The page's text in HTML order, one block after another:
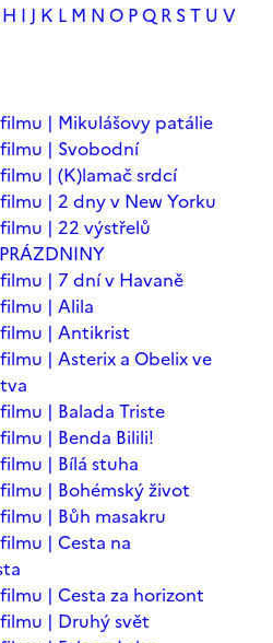
H I J K L M N O PQ R ST U V
| Mikulášovy patálie
| Svobodní
| (K)lamač srdcí
| 2 dny v New Yorku
| 22 výstřelů
| 7 dní v Havaně
| Alila
| Antikrist
| Asterix a Obelix ve
| Balada Triste
| Benda Bilili!
| Bílá stuha
| Bohémský život
| Bůh masakru
| Cesta na
| Cesta za horizont
| Druhý svět